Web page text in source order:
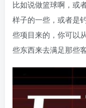
比如说做篮球啊，或
样子的一些，或者是
些项目来的，你可以
些东西来去满足那些